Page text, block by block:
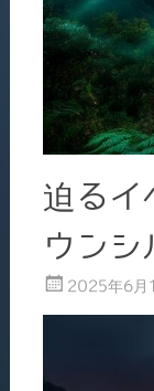
迫るイ
ウンシ
2025年6月